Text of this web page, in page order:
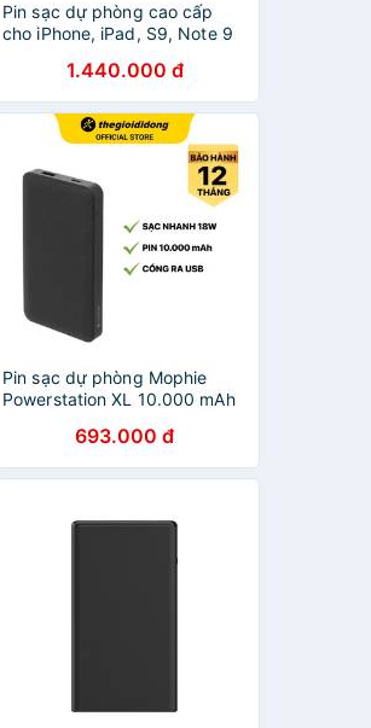
Pin sạc dự phòng cao cấp
cho iPhone, iPad, S9, Note 9
10050mAh 24W ( 1C PD 18W
& 1A 12W)
1.440.000 đ
Pin sạc dự phòng Mophie
Powerstation XL 10.000 mAh
Type C - Chính hãng BH 12
tháng
693.000 đ